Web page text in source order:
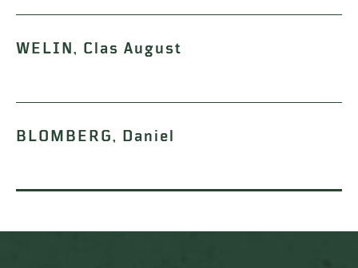
WELIN, Clas August
BLOMBERG, Daniel